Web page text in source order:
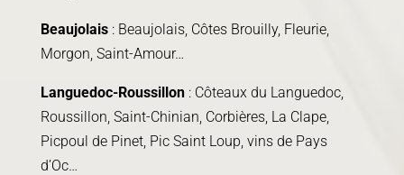
Beaujolais: Beaujolais, Côtes Brouilly, Fleurie,
Morgon, Saint-Amour…
Languedoc-Roussillon: Côteaux du Languedoc,
Roussillon, Saint-Chinian, Corbières, La Clape,
Picpoul de Pinet, Pic Saint Loup, vins de Pays
d’Oc…